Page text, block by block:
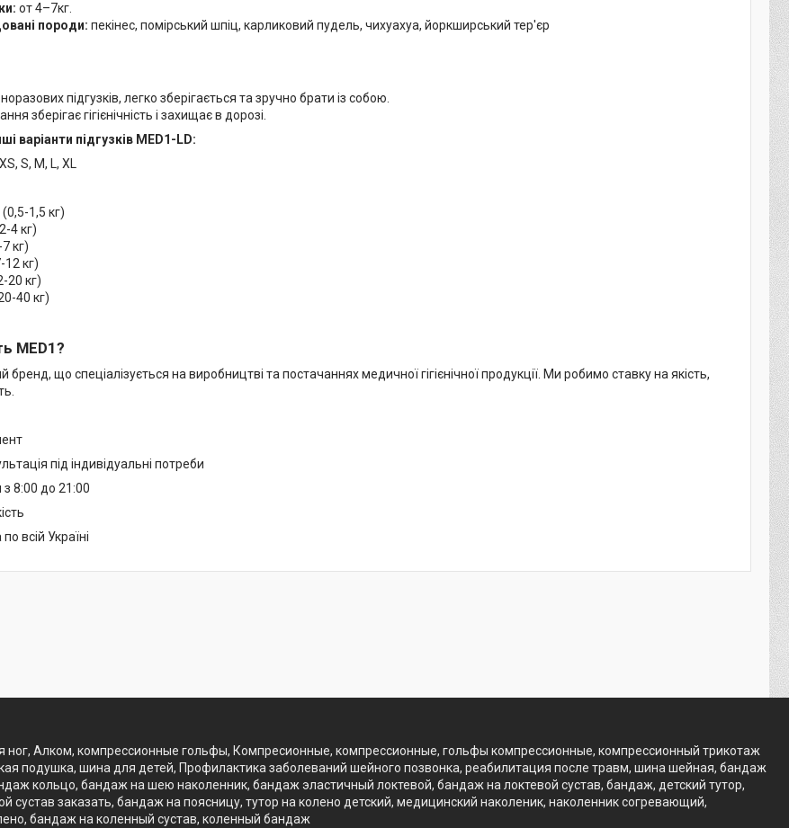
от 4–7кг.
породи: пекінес, помірський шпіц, карликовий пудель, чихуахуа, йоркширський тер'єр
підгузків, легко зберігається та зручно брати із собою.
зберігає гігієнічність і захищає в дорозі.
варіанти підгузків MED1-LD:
S, M, L, XL
1,5 кг)
4 кг)
кг)
12 кг)
20 кг)
40 кг)
MED1?
бренд, що спеціалізується на виробництві та постачаннях медичної гігієнічної продукції. Ми робимо ставку на якість,
під індивідуальні потреби
8:00 до 21:00
всій Україні
Алком, компрессионные гольфы, Компресионные, компрессионные, гольфы компрессионные, компрессионный трикотаж
подушка, шина для детей, Профилактика заболеваний шейного позвонка, реабилитация после травм, шина шейная, бандаж
кольцо, бандаж на шею наколенник, бандаж эластичный локтевой, бандаж на локтевой сустав, бандаж, детский тутор,
заказать, бандаж на поясницу, тутор на колено детский, медицинский наколеник, наколенник согревающий,
бандаж на коленный сустав, коленный бандаж